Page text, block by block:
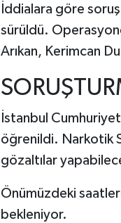
İddialara göre
sürüldü.
Arıkan, Kerimcan
İstanbul
öğrenildi. Narkotik
gözaltılar
Önümüzdeki
bekleniyor.